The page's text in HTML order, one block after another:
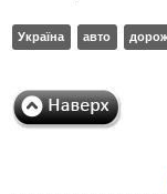
Україна авто